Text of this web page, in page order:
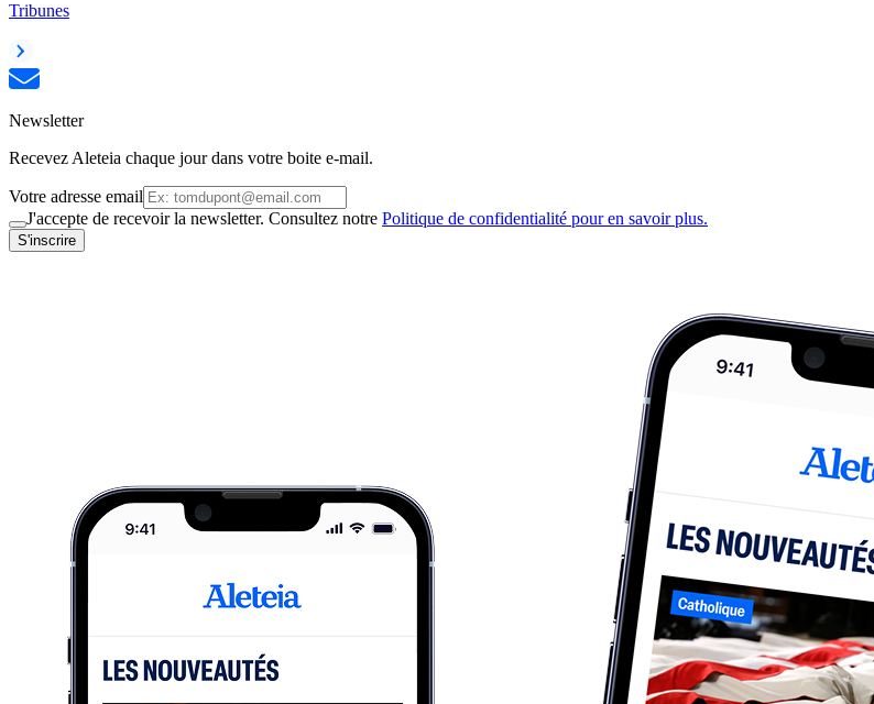
Tribunes
Newsletter
Recevez Aleteia chaque jour dans votre boite e-mail.
Votre adresse email
J'accepte de recevoir la newsletter. Consultez notre Politique de confidentialité pour en savoir plus.
S'inscrire